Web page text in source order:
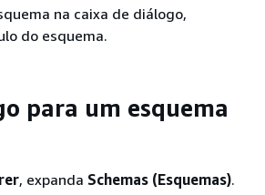
na caixa de diálogo,
do esquema.
para um esquema
, expanda Schemas (Esquemas).